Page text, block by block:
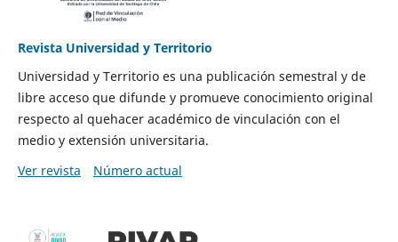
Revista Universidad y Territorio
Universidad y Territorio es una publicación semestral y de
libre acceso que difunde y promueve conocimiento original
respecto al quehacer académico de vinculación con el
medio y extensión universitaria.
Ver revista
Número actual